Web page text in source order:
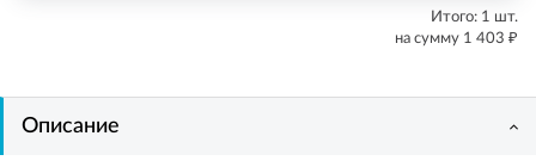
Итого: 1 шт.
на сумму 1 403 ₽
Описание